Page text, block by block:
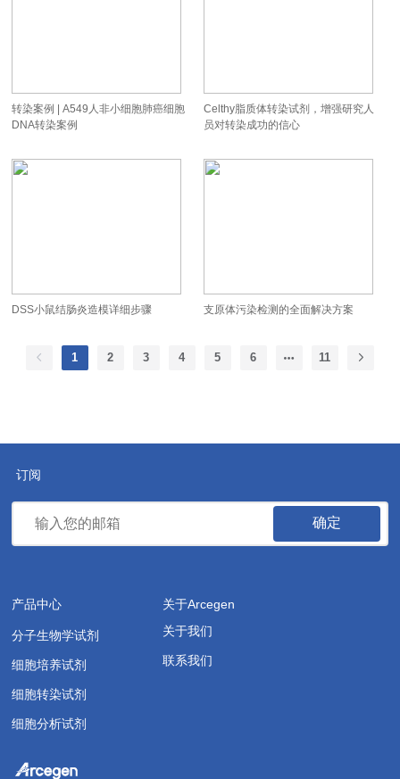
转染案例 | A549人非小细胞肺癌细胞
DNA转染案例
Celthy脂质体转染试剂，增强研究人
员对转染成功的信心
DSS小鼠结肠炎造模详细步骤 支原体污染检测的全面解决方案
1 2 3 4 5 6 11
订阅
确定
产品中心
分子生物学试剂
细胞培养试剂
细胞转染试剂
细胞分析试剂
关于Arcegen
关于我们
联系我们